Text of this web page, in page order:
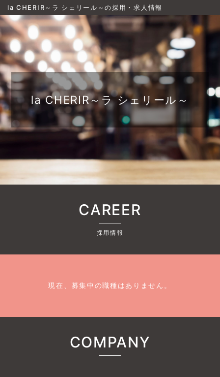
la CHERIR～ラ シェリール～の採用・求人情報
la CHERIR～ラ シェリール～
CAREER
採用情報
現在、募集中の職種はありません。
COMPANY